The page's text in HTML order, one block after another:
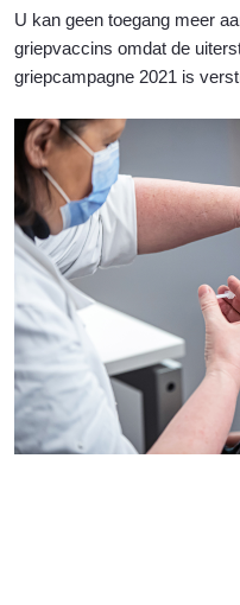
U kan geen toegang meer
griepvaccins omdat de
griepcampagne 2021 is